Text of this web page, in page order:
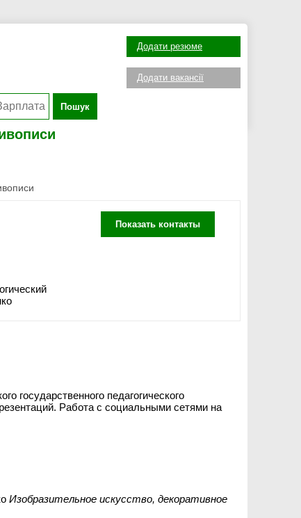
Пошук
Додати резюме
Додати вакансії
Показать контакты
государственного педагогического
Работа с социальными сетями на
Изобразительное искусство, декоративное